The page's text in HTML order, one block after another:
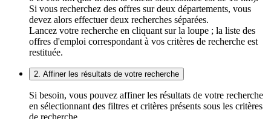
Si vous recherchez des offres sur deux départements, vous
devez alors effectuer deux recherches séparées.
Lancez votre recherche en cliquant sur la loupe ; la liste des
offres d'emploi correspondant à vos critères de recherche est
restituée.
2. Affiner les résultats de votre recherche
Si besoin, vous pouvez affiner les résultats de votre recherche
en sélectionnant des filtres et critères présents sous les critères
de recherche.